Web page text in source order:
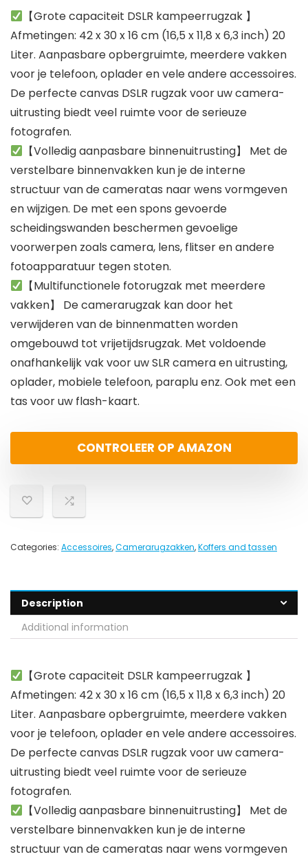
【Grote capaciteit DSLR kampeerrugzak 】
Afmetingen: 42 x 30 x 16 cm (16,5 x 11,8 x 6,3 inch) 20
Liter. Aanpasbare opbergruimte, meerdere vakken
voor je telefoon, oplader en vele andere accessoires.
De perfecte canvas DSLR rugzak voor uw camera-
uitrusting biedt veel ruimte voor de serieuze
fotografen.
【Volledig aanpasbare binnenuitrusting】 Met de
verstelbare binnenvakken kun je de interne
structuur van de cameratas naar wens vormgeven
en wijzigen. De met een spons gevoerde
scheidingswanden beschermen gevoelige
voorwerpen zoals camera, lens, flitser en andere
fotoapparatuur tegen stoten.
【Multifunctionele fotorugzak met meerdere
vakken】 De camerarugzak kan door het
verwijderen van de binnenmatten worden
omgebouwd tot vrijetijdsrugzak. Met voldoende
onafhankelijk vak voor uw SLR camera en uitrusting,
oplader, mobiele telefoon, paraplu enz. Ook met een
tas voor uw flash-kaart.
CONTROLEER OP AMAZON
Categories: Accessoires,Camerarugzakken,Koffers and tassen
Description
Additional information
【Grote capaciteit DSLR kampeerrugzak 】
Afmetingen: 42 x 30 x 16 cm (16,5 x 11,8 x 6,3 inch) 20
Liter. Aanpasbare opbergruimte, meerdere vakken
voor je telefoon, oplader en vele andere accessoires.
De perfecte canvas DSLR rugzak voor uw camera-
uitrusting biedt veel ruimte voor de serieuze
fotografen.
【Volledig aanpasbare binnenuitrusting】 Met de
verstelbare binnenvakken kun je de interne
structuur van de cameratas naar wens vormgeven